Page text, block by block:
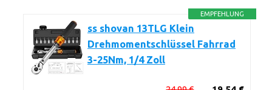
EMPFEHLUNG
ss shovan 13TLG Klein
Drehmomentschlüssel Fahrrad
3-25Nm, 1/4 Zoll